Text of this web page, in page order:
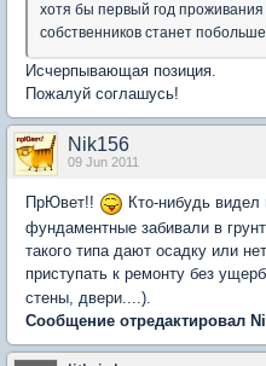
хотя бы первый год
собственников станет
Исчерпывающая позиция.
Пожалуй соглашусь!
Nik156
09 Jun 2011
ПрЮвет!!
Кто-нибудь видел
фундаментные забивали в
такого типа дают осадку или
приступать к ремонту без
стены, двери....).
Сообщение отредактировал